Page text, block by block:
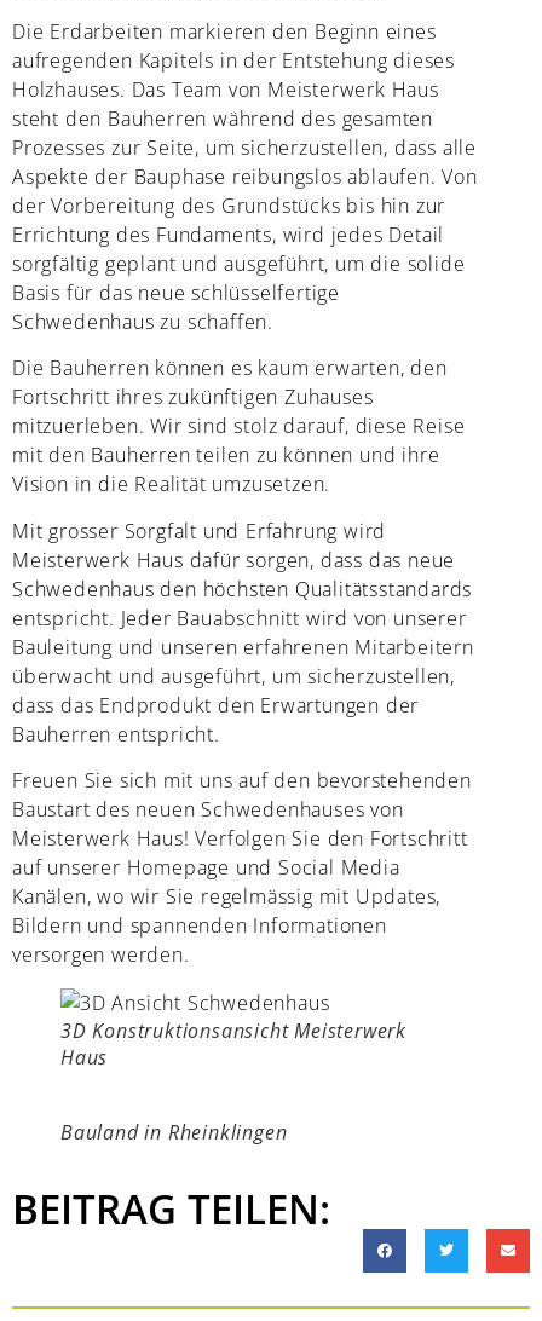
Die Erdarbeiten markieren den Beginn eines
aufregenden Kapitels in der Entstehung dieses
Holzhauses. Das Team von Meisterwerk Haus
steht den Bauherren während des gesamten
Prozesses zur Seite, um sicherzustellen, dass alle
Aspekte der Bauphase reibungslos ablaufen. Von
der Vorbereitung des Grundstücks bis hin zur
Errichtung des Fundaments, wird jedes Detail
sorgfältig geplant und ausgeführt, um die solide
Basis für das neue schlüsselfertige
Schwedenhaus zu schaffen.
Die Bauherren können es kaum erwarten, den
Fortschritt ihres zukünftigen Zuhauses
mitzuerleben. Wir sind stolz darauf, diese Reise
mit den Bauherren teilen zu können und ihre
Vision in die Realität umzusetzen.
Mit grosser Sorgfalt und Erfahrung wird
Meisterwerk Haus dafür sorgen, dass das neue
Schwedenhaus den höchsten Qualitätsstandards
entspricht. Jeder Bauabschnitt wird von unserer
Bauleitung und unseren erfahrenen Mitarbeitern
überwacht und ausgeführt, um sicherzustellen,
dass das Endprodukt den Erwartungen der
Bauherren entspricht.
Freuen Sie sich mit uns auf den bevorstehenden
Baustart des neuen Schwedenhauses von
Meisterwerk Haus! Verfolgen Sie den Fortschritt
auf unserer Homepage und Social Media
Kanälen, wo wir Sie regelmässig mit Updates,
Bildern und spannenden Informationen
versorgen werden.
3D Konstruktionsansicht Meisterwerk
Haus
Bauland in Rheinklingen
BEITRAG TEILEN: